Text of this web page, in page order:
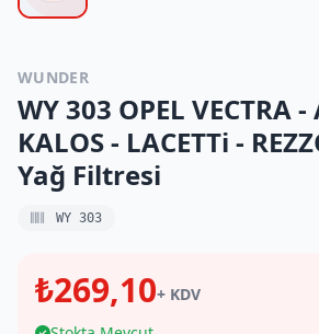
WUNDER
WY 303 OPEL VECTRA -
KALOS - LACETTi -
Yağ Filtresi
WY 303
₺269,10+ KDV